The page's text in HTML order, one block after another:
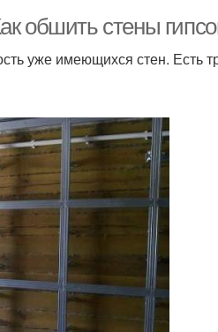
обшить стены
уже имеющихся стен. Есть